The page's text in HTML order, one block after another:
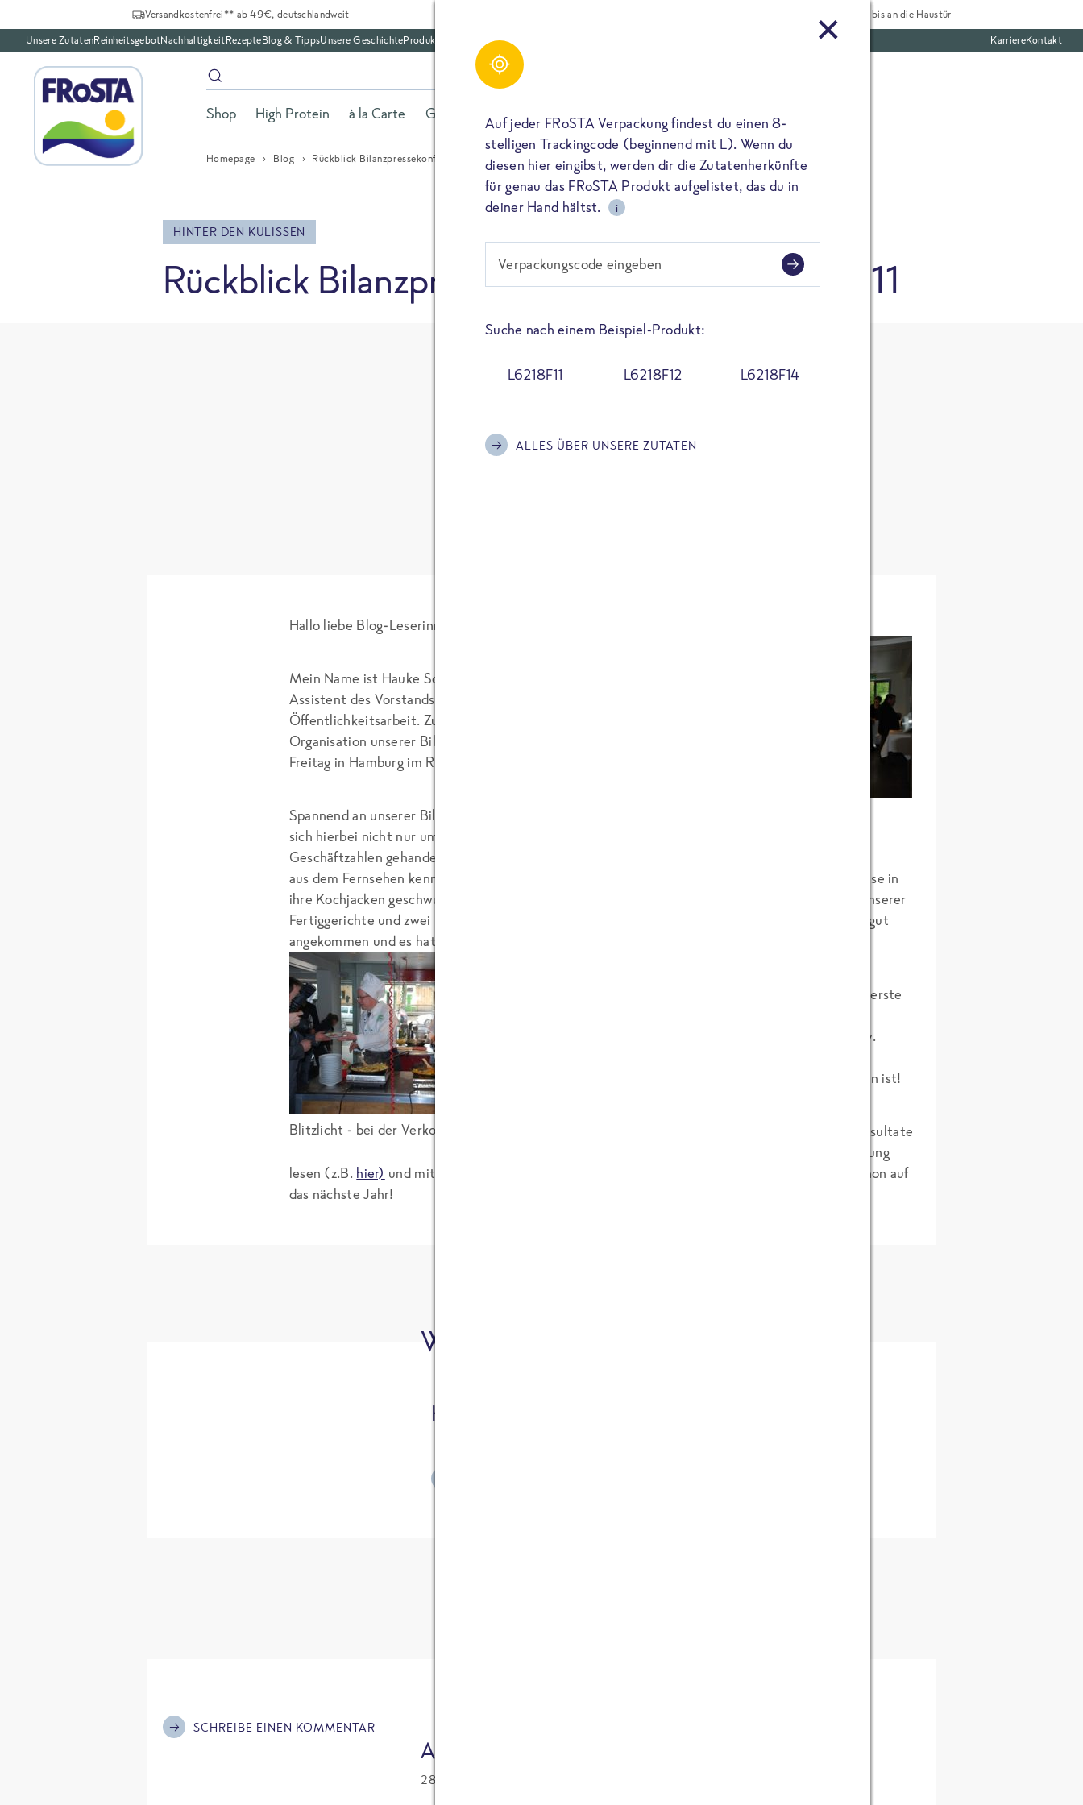
Versandkostenfrei** ab 49€, deutschlandweit
Tiefgekühlt bis an die Haustür
Unsere ZutatenReinheitsgebotNachhaltigkeitRezepteBlog & TippsUnsere GeschichteProduktfriedhof KarriereKontakt
Shop High Protein à la Carte Gerichte Fisch Gemüse Kräuter Beliebte Boxen
Homepage Blog Rückblick Bilanzpressekonferenz am 25.03.2011
HINTER DEN KULISSEN
Rückblick Bilanzpressekonferenz am 25.03.2011
Hallo liebe Blog-Leserinnen und Blog-Leser!
Mein Name ist Hauke Schmidt. Ich bin bei FRoSTA
Assistent des Vorstandsvorsitzenden und der
Öffentlichkeitsarbeit. Zu meinen Aufgaben zählt u. a. die
Organisation unserer Bilanzpressekonferenz, die am letzten
Freitag in Hamburg im Restaurant Nil stattgefunden hat.
Spannend an unserer Bilanzpressekonferenz war, dass es
sich hierbei nicht nur um eine reine Präsentation von
Geschäftzahlen gehandelt hat (so wie man es überwiegend
aus dem Fernsehen kennt). Denn im Anschluss an die Vorträge unserer Vorstände haben sich diese in
ihre Kochjacken geschwungen und unsere Gäste, die Presse, bekocht. Zubereitet wurden zwei unserer
Fertiggerichte und zwei Rezepte von unserem neuen „KochKreativ“-Konzept. Die Gerichte sind gut
angekommen und es hat allen geschmeckt!
Blitzlicht - bei der Verkostung
Das Besondere für mich persönlich war, dass ich das erste
gekommen bin und dann auch gleich noch so intensiv.
Anschluss erleichtert, dass alles reibungslos verlaufen ist!
Am nächsten Morgen konnte ich dann die ersten Resultate
des vorherigen Tages am Frühstückstisch in der Zeitung
lesen (z.B. hier) und mit einem zufriedenen Lächeln in mein Brötchen beißen…ich freue mich schon auf
das nächste Jahr!
Wer hat's geschrieben?
Hauke Schmidt
SCHREIBE EINEN KOMMENTAR
Arminius
28.03.2011 at 16:48
TEILEN
PIN IT
Schreibe einen Kommentar
Bitte füllen alle mit (*) markierten Felder aus. Deine E-Mail Adresse
wird nicht veröffentlicht. Wenn du deinen Namen angibst, erscheint
dieser öffentlich neben deiner Bewertung.
Kommtar*
Name
E-Mail
Ich habe die Datenschutzerklärungzur Kenntnis genommen. Ich
Auf jeder FRoSTA Verpackung findest du einen 8-
stelligen Trackingcode (beginnend mit L). Wenn du
diesen hier eingibst, werden dir die Zutatenherkünfte
für genau das FRoSTA Produkt aufgelistet, das du in
deiner Hand hältst.
i
Verpackungscode eingeben
Suche nach einem Beispiel-Produkt:
L6218F11 L6218F12 L6218F14
ALLES ÜBER UNSERE ZUTATEN